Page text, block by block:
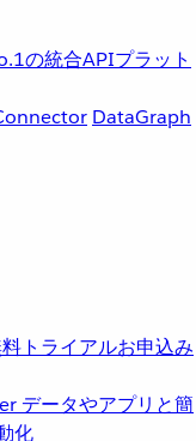
の統合APIプラット
DataGraph
トライアルお申込み
データやアプリと簡
化